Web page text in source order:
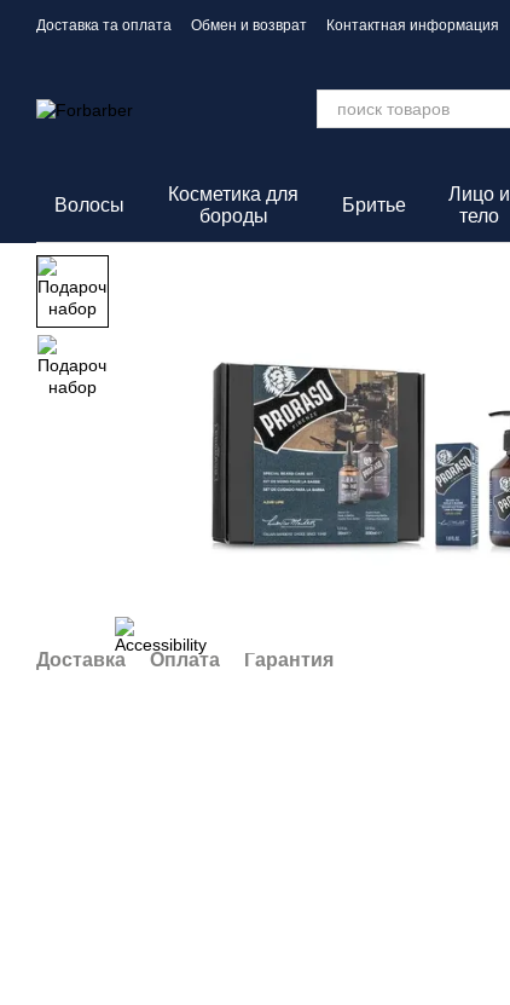
Перейти к основному контенту
Доставка та оплата Обмен и возврат Контактная информация
Волосы
Косметика для
бороды
Бритье
Лицо и
тело
Доставка Оплата Гарантия